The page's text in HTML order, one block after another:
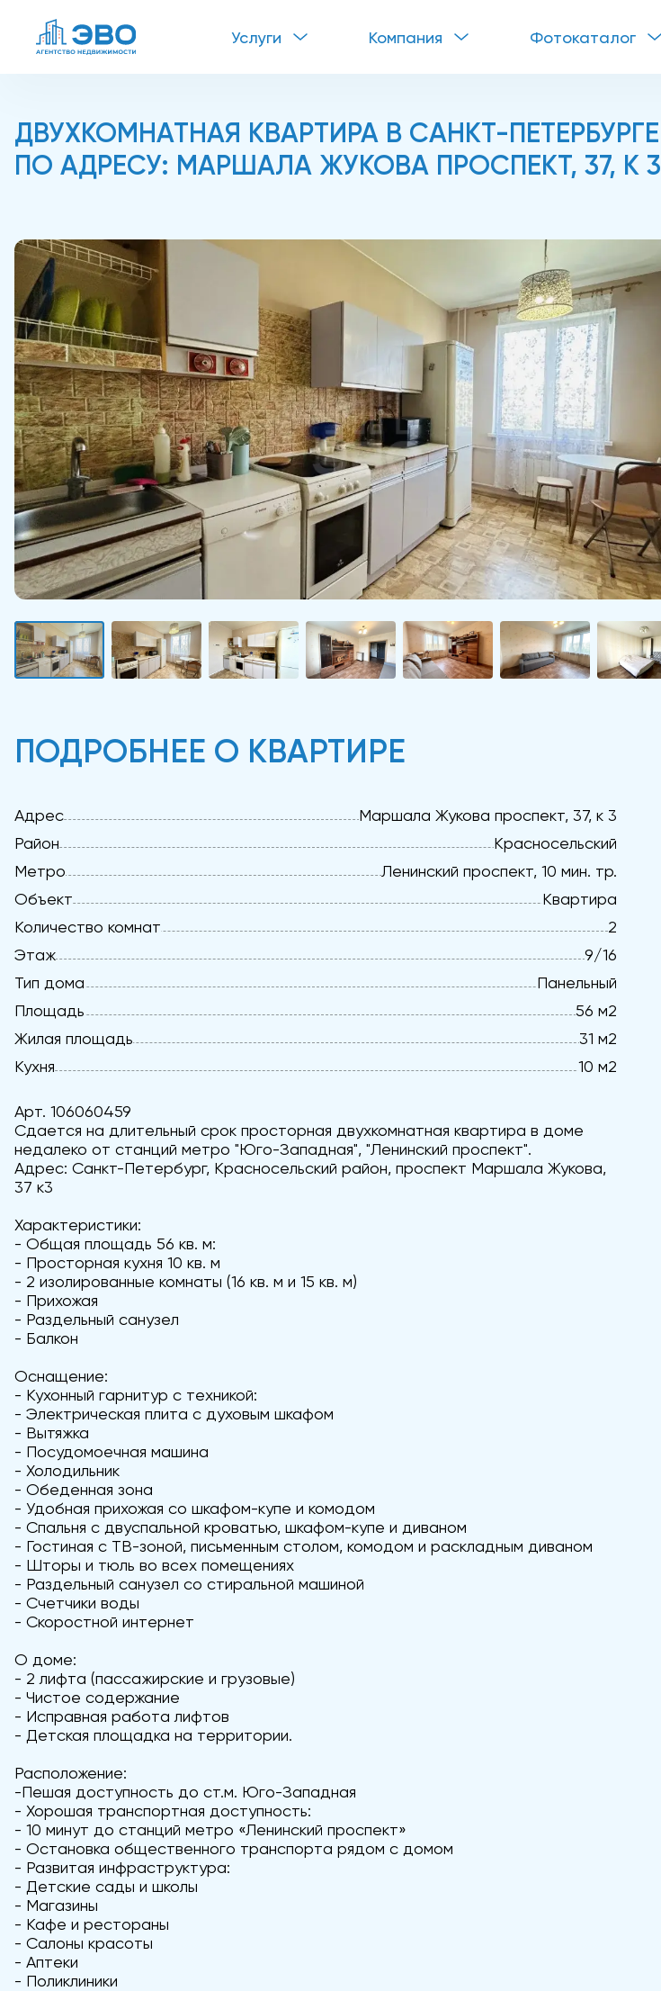
Услуги Компания Фотокаталог
ДВУХКОМНАТНАЯ КВАРТИРА В САНКТ-ПЕТЕРБУРГЕ
ПО АДРЕСУ: МАРШАЛА ЖУКОВА ПРОСПЕКТ, 37, К 3
ПОДРОБНЕЕ О КВАРТИРЕ
Адрес
Маршала Жукова проспект, 37, к 3
Район
Красносельский
Метро
Ленинский проспект, 10 мин. тр.
Объект
Квартира
Количество комнат
2
Этаж
9/16
Тип дома
Панельный
Площадь
56 м2
Жилая площадь
31 м2
Кухня
10 м2
Арт. 106060459
Сдается на длительный срок просторная двухкомнатная квартира в доме
недалеко от станций метро "Юго-Западная", "Ленинский проспект".
Адрес: Санкт-Петербург, Красносельский район, проспект Маршала Жукова,
37 к3
Характеристики:
- Общая площадь 56 кв. м:
- Просторная кухня 10 кв. м
- 2 изолированные комнаты (16 кв. м и 15 кв. м)
- Прихожая
- Раздельный санузел
- Балкон
Оснащение:
- Кухонный гарнитур с техникой:
- Электрическая плита с духовым шкафом
- Вытяжка
- Посудомоечная машина
- Холодильник
- Обеденная зона
- Удобная прихожая со шкафом-купе и комодом
- Спальня с двуспальной кроватью, шкафом-купе и диваном
- Гостиная с ТВ-зоной, письменным столом, комодом и раскладным диваном
- Шторы и тюль во всех помещениях
- Раздельный санузел со стиральной машиной
- Счетчики воды
- Скоростной интернет
О доме:
- 2 лифта (пассажирские и грузовые)
- Чистое содержание
- Исправная работа лифтов
- Детская площадка на территории.
Расположение:
-Пешая доступность до ст.м. Юго-Западная
- Хорошая транспортная доступность:
- 10 минут до станций метро «Ленинский проспект»
- Остановка общественного транспорта рядом с домом
- Развитая инфраструктура:
- Детские сады и школы
- Магазины
- Кафе и рестораны
- Салоны красоты
- Аптеки
- Поликлиники